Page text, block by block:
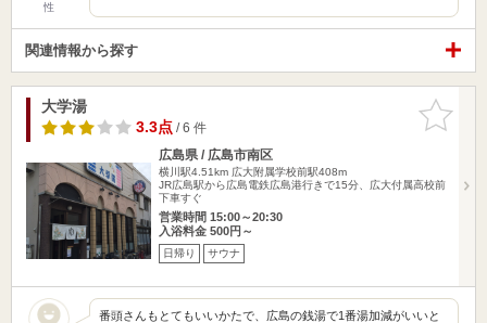
性
関連情報から探す
お気に入
りに追加
大学湯
3.3点/ 6 件
広島県 / 広島市南区
横川駅4.51km 広大附属学校前駅408m
JR広島駅から広島電鉄広島港行きで15分、広大付属高校前
下車すぐ
営業時間 15:00～20:30
入浴料金 500円～
日帰り サウナ
番頭さんもとてもいいかたで、広島の銭湯で1番湯加減がいいと